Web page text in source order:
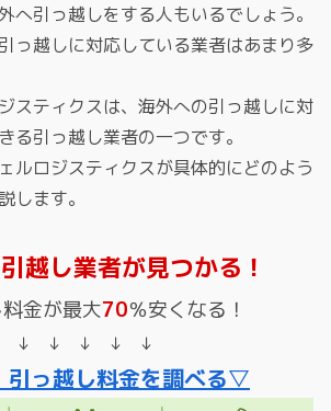
へ引っ越しをする人もいるでしょう。
っ越しに対応している業者はあまり多
スティクスは、海外への引っ越しに対
る引っ越し業者の一つです。
ルロジスティクスが具体的にどのよう
します。
越し業者が見つかる！
金が最大70％安くなる！
↓ ↓ ↓ ↓ ↓
引っ越し料金を調べる▽